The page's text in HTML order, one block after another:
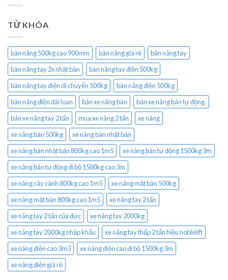
TỪ KHÓA
bàn nâng 500kg cao 900mm bàn nâng gía rẻ
bàn nâng tay
bàn nâng tay 2x nhật bản
bàn nâng tay điện 500kg
bàn nâng tay điện di chuyển 500kg
bàn nâng điện 500kg
bàn nâng điện đài loan
bán xe nâng bàn
bán xe nâng bán tự động.
bán xe nâng tay 2 tấn
mua xe nâng 2 tấn
xe nâng
xe nâng bàn 500kg
xe nâng bàn nhật bản
xe nâng bàn nhật bản 800kg cao 1m5
xe nâng bán tự động 1500kg 3m
xe nâng bán tự động đi bộ 1500kg cao 3m
xe nâng cây cảnh 800kg cao 1m5
xe nâng mặt bàn 500kg
xe nâng mặt bàn 800kg cao 1m5
xe nâng tay 2 tấn
xe nâng tay 2 tấn của đức
xe nâng tay 2000kg
xe nâng tay 2000kg nhập khẩu
xe nâng tay thấp 2 tấn hiệu noblelift
xe nâng điện cao 3m3
xe nâng điện cao đi bộ 1500kg 3m
xe nâng điện giá rẻ